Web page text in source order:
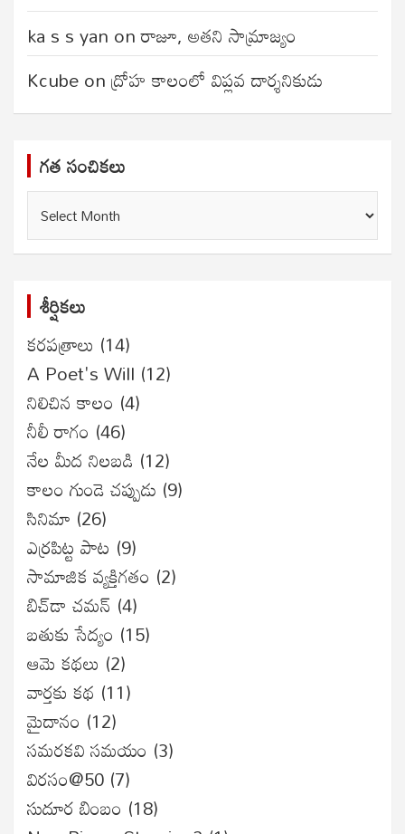
ka s s yan onరాజూ, అతని సామ్రాజ్యం
Kcubeonద్రోహ కాలంలో విప్లవ దార్శనికుడు
గత సంచికలు
గత
సంచికలు
శీర్షికలు
కరపత్రాలు (14)
A Poet's Will (12)
నిలిచిన కాలం (4)
నీలీ రాగం (46)
నేల మీద నిలబడి (12)
కాలం గుండె చప్పుడు (9)
సినిమా (26)
ఎర్రపిట్ట పాట (9)
సామాజిక వ్యక్తిగతం (2)
బిచ్‌డా చమన్ (4)
బతుకు సేద్యం (15)
ఆమె కథలు (2)
వార్తకు కథ (11)
మైదానం (12)
సమరకవి సమయం (3)
విరసం@50 (7)
సుదూర బింబం (18)